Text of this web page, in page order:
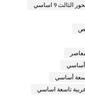
الثالث 9 اساسي
أساسي
تاسعة اساسي